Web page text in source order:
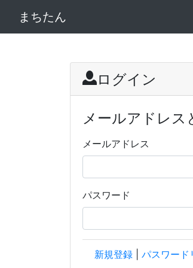
まちたん
ログイン
メールアドレス
メールアドレス
パスワード
新規登録 パスワード